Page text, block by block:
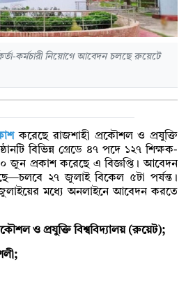
কর্মচারী নিয়োগে আবেদন চলছে রুয়েটে
করেছে রাজশাহী প্রকৌশল ও প্রযুক্তি
বিভিন্ন গ্রেডে ৪৭ পদে ১২৭ শিক্ষক-
জুন প্রকাশ করেছে এ বিজ্ঞপ্তি। আবেদন
২৭ জুলাই বিকেল ৫টা পর্যন্ত।
জুলাইয়ের মধ্যে অনলাইনে আবেদন করতে
ও প্রযুক্তি বিশ্ববিদ্যালয় (রুয়েট);